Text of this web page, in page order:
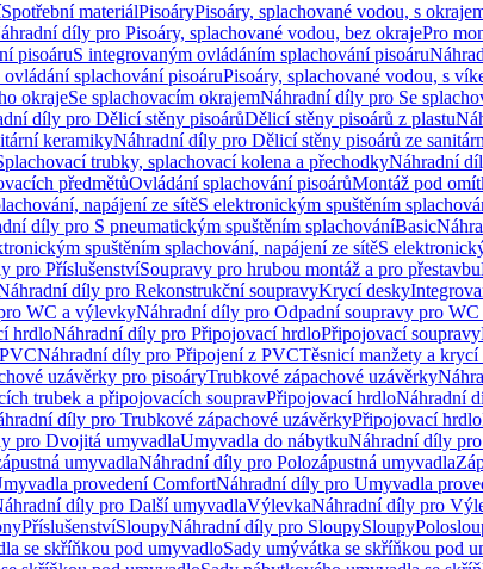
Spotřební materiálPisoáryPisoáry, splachované vodou, s
díly pro Pisoáry, splachované vodou, bez okrajePro
pisoáruS integrovaným ovládáním splachování pisoáru
splachování pisoáruPisoáry, splachované vodou, s
okrajeSe splachovacím okrajemNáhradní díly pro Se
díly pro Dělicí stěny pisoárůDělicí stěny pisoárů z plastu
keramikyNáhradní díly pro Dělicí stěny pisoárů ze
trubky, splachovací kolena a přechodkyNáhradní
předmětůOvládání splachování pisoárůMontáž pod
napájení ze sítěS elektronickým spuštěním
díly pro S pneumatickým spuštěním splachováníBasic
spuštěním splachování, napájení ze sítěS
pro PříslušenstvíSoupravy pro hrubou montáž a pro přestavbu
díly pro Rekonstrukční soupravyKrycí desky
WC a výlevkyNáhradní díly pro Odpadní soupravy pro
hrdloNáhradní díly pro Připojovací hrdloPřipojovací soupravy
Náhradní díly pro Připojení z PVCTěsnicí manžety a krycí
uzávěrky pro pisoáryTrubkové zápachové uzávěrky
trubek a připojovacích soupravPřipojovací hrdloNáhradní
díly pro Trubkové zápachové uzávěrkyPřipojovací hrdlo
pro Dvojitá umyvadlaUmyvadla do nábytkuNáhradní díly
umyvadlaNáhradní díly pro Polozápustná umyvadla
provedení ComfortNáhradní díly pro Umyvadla
díly pro Další umyvadlaVýlevkaNáhradní díly pro
PříslušenstvíSloupyNáhradní díly pro SloupySloupy
se skříňkou pod umyvadloSady umývátka se skříňkou pod